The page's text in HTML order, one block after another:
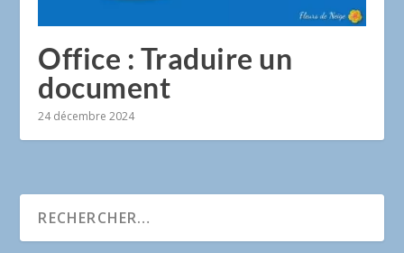
Office : Traduire un
document
24 décembre 2024